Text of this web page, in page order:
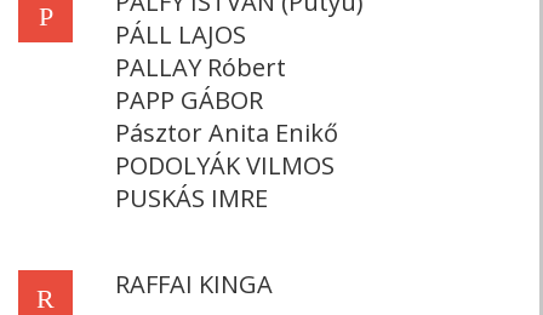
P
PÁLL LAJOS
PALLAY Róbert
PAPP GÁBOR
Pásztor Anita Enikő
PODOLYÁK VILMOS
PUSKÁS IMRE
R RAFFAI KINGA